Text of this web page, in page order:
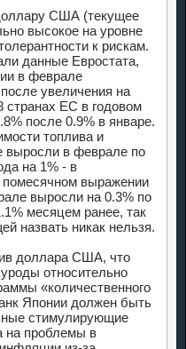
США (текущее
высокое на уровне
к рискам.
данные Евростата,
в феврале
увеличения на
странах ЕС в годовом
после 0.9% в январе.
топлива и
выросли в феврале по
на 1% - в
помесячном выражении
выросли на 0.3% по
месяцем ранее, так
назвать никак нельзя.
доллара США, что
относительно
«количественного
Японии должен быть
стимулирующие
на проблемы в